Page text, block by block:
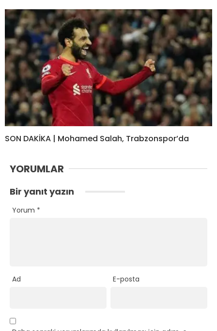
SON DAKİKA | Mohamed Salah, Trabzonspor’da
YORUMLAR
Bir yanıt yazın
Yorum *
Ad E-posta